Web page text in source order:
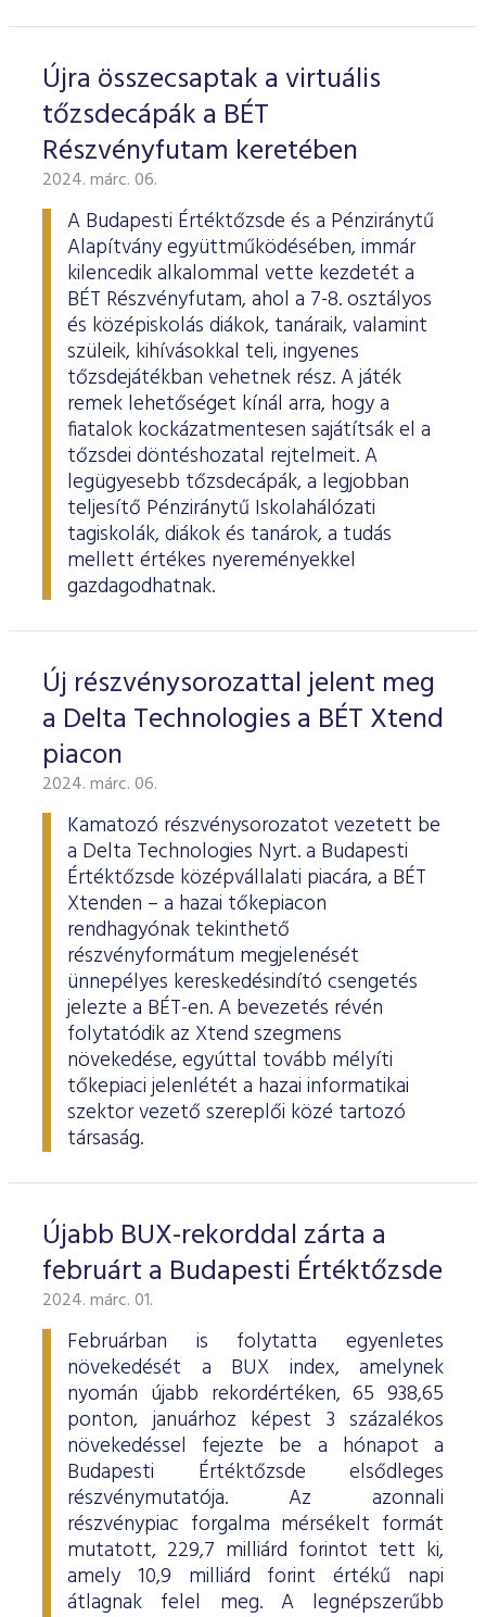
Újra összecsaptak a virtuális
tőzsdecápák a BÉT
Részvényfutam keretében
2024. márc. 06.
A Budapesti Értéktőzsde és a Pénziránytű
Alapítvány együttműködésében, immár
kilencedik alkalommal vette kezdetét a
BÉT Részvényfutam, ahol a 7-8. osztályos
és középiskolás diákok, tanáraik, valamint
szüleik, kihívásokkal teli, ingyenes
tőzsdejátékban vehetnek rész. A játék
remek lehetőséget kínál arra, hogy a
fiatalok kockázatmentesen sajátítsák el a
tőzsdei döntéshozatal rejtelmeit. A
legügyesebb tőzsdecápák, a legjobban
teljesítő Pénziránytű Iskolahálózati
tagiskolák, diákok és tanárok, a tudás
mellett értékes nyereményekkel
gazdagodhatnak.
Új részvénysorozattal jelent meg
a Delta Technologies a BÉT Xtend
piacon
2024. márc. 06.
Kamatozó részvénysorozatot vezetett be
a Delta Technologies Nyrt. a Budapesti
Értéktőzsde középvállalati piacára, a BÉT
Xtenden – a hazai tőkepiacon
rendhagyónak tekinthető
részvényformátum megjelenését
ünnepélyes kereskedésindító csengetés
jelezte a BÉT-en. A bevezetés révén
folytatódik az Xtend szegmens
növekedése, egyúttal tovább mélyíti
tőkepiaci jelenlétét a hazai informatikai
szektor vezető szereplői közé tartozó
társaság.
Újabb BUX-rekorddal zárta a
februárt a Budapesti Értéktőzsde
2024. márc. 01.
Februárban is folytatta egyenletes
növekedését a BUX index, amelynek
nyomán újabb rekordértéken, 65 938,65
ponton, januárhoz képest 3 százalékos
növekedéssel fejezte be a hónapot a
Budapesti Értéktőzsde elsődleges
részvénymutatója. Az azonnali
részvénypiac forgalma mérsékelt formát
mutatott, 229,7 milliárd forintot tett ki,
amely 10,9 milliárd forint értékű napi
átlagnak felel meg. A legnépszerűbb